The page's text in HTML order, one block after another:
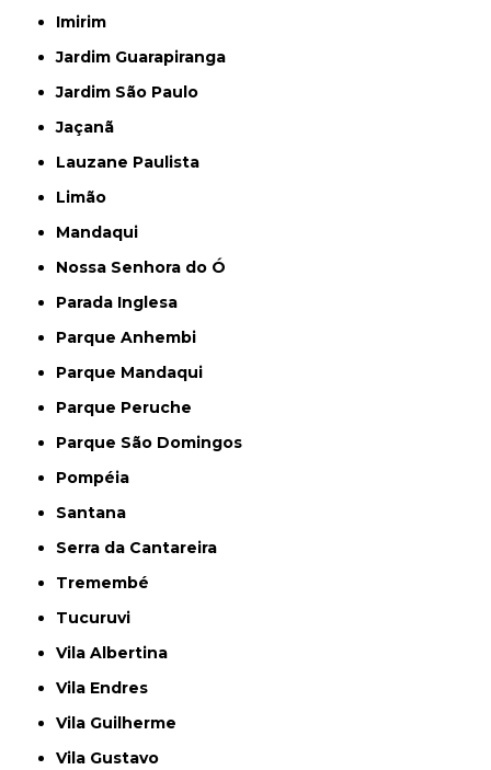
Imirim
Jardim Guarapiranga
Jardim São Paulo
Jaçanã
Lauzane Paulista
Limão
Mandaqui
Nossa Senhora do Ó
Parada Inglesa
Parque Anhembi
Parque Mandaqui
Parque Peruche
Parque São Domingos
Pompéia
Santana
Serra da Cantareira
Tremembé
Tucuruvi
Vila Albertina
Vila Endres
Vila Guilherme
Vila Gustavo